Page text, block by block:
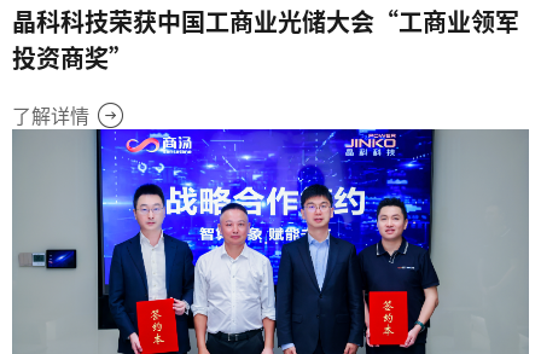
晶科科技荣获中国工商业光储大会“工商业领军
投资商奖”
了解详情